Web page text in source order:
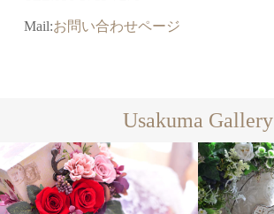
Mail:お問い合わせページ
Usakuma Gallery